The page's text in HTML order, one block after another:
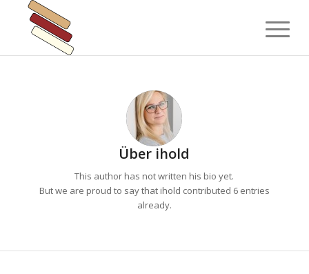
Über ihold
This author has not written his bio yet.
But we are proud to say that ihold contributed 6 entries
already.